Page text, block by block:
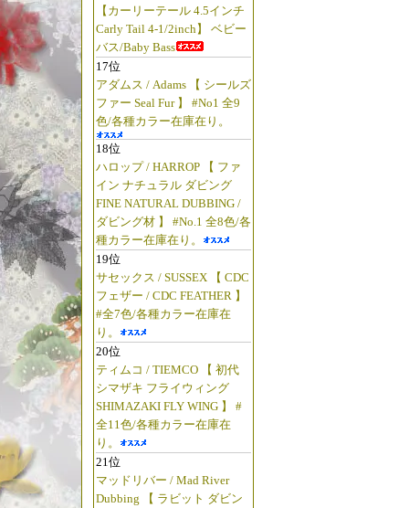
【カーリーテール 4.5インチ
Carly Tail 4-1/2inch】 ベビー
バス/Baby Bass
17位
アダムス / Adams 【 シールズ
ファー Seal Fur 】 #No1 全9
色/各種カラー在庫在り。
18位
ハロップ / HARROP 【 ファ
イン ナチュラル ダビング
FINE NATURAL DUBBING /
ダビング材 】 #No.1 全8色/各
種カラー在庫在り。
19位
サセックス / SUSSEX 【 CDC
フェザー / CDC FEATHER 】
#全7色/各種カラー在庫在
り。
20位
ティムコ / TIEMCO 【 初代
シマザキ フライウィング
SHIMAZAKI FLY WING 】 #
全11色/各種カラー在庫在
り。
21位
マッドリバー / Mad River
Dubbing 【 ラビット ダビン